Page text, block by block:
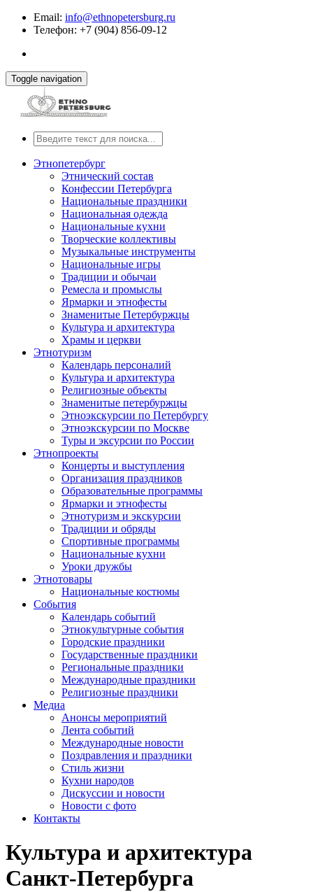
Email: info@ethnopetersburg.ru
Телефон: +7 (904) 856-09-12
Toggle navigation
Этнопетербург
Этнический состав
Конфессии Петербурга
Национальные праздники
Национальная одежда
Национальные кухни
Творческие коллективы
Музыкальные инструменты
Национальные игры
Традиции и обычаи
Ремесла и промыслы
Ярмарки и этнофесты
Знаменитые Петербуржцы
Культура и архитектура
Храмы и церкви
Этнотуризм
Календарь персоналий
Культура и архитектура
Религиозные объекты
Знаменитые петербуржцы
Этноэкскурсии по Петербургу
Этноэкскурсии по Москве
Туры и эксурсии по России
Этнопроекты
Концерты и выступления
Организация праздников
Образовательные программы
Ярмарки и этнофесты
Этнотуризм и экскурсии
Традиции и обряды
Спортивные программы
Национальные кухни
Уроки дружбы
Этнотовары
Национальные костюмы
События
Календарь событий
Этнокультурные события
Городские праздники
Государственные праздники
Региональные праздники
Международные праздники
Религиозные праздники
Медиа
Анонсы мероприятий
Лента событий
Международные новости
Поздравления и праздники
Cтиль жизни
Кухни народов
Дискуссии и новости
Новости с фото
Контакты
Культура и архитектура
Санкт-Петербурга